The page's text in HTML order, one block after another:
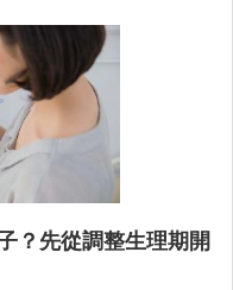
？先從調整生理期開